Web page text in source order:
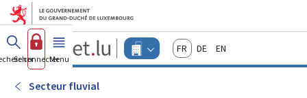
Aller au menu principal
Aller au contenu
Guichet.lu
Changer
d'espace
FrançaisDeutschEnglish
Se connecterMenu principal
Secteur fluvial